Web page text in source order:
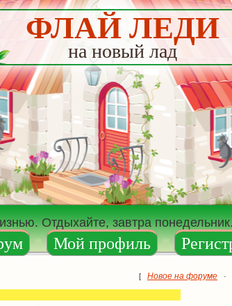
ФЛАЙ ЛЕДИ
на новый лад
Отдыхайте, завтра
* Мой профиль *
[ Новое на форуме ·